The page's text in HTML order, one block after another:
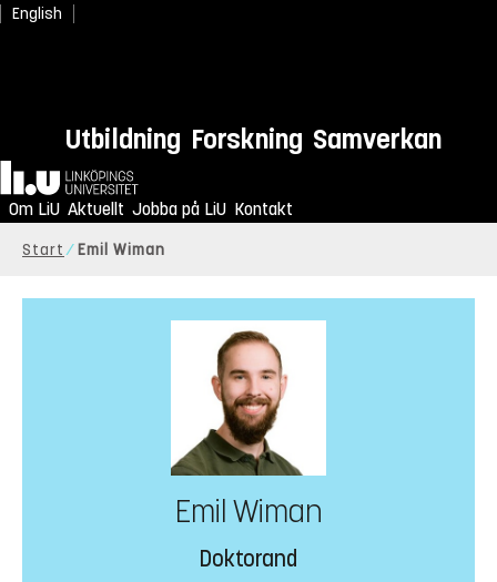
English
Utbildning Forskning Samverkan
Hem
Om LiU Aktuellt Jobba på LiU Kontakt
Start Emil Wiman
Emil Wiman
Doktorand